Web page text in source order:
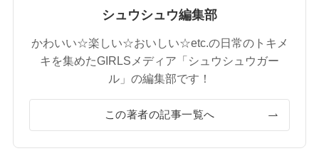
シュウシュウ編集部
かわいい☆楽しい☆おいしい☆etc.の日常のトキメ
キを集めたGIRLSメディア「シュウシュウガー
ル」の編集部です！
この著者の記事一覧へ